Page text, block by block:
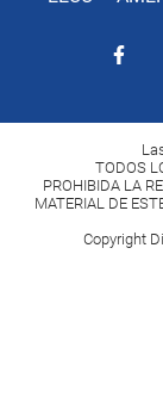
TODOS
PROHIBIDA LA
MATERIAL DE
Copyright